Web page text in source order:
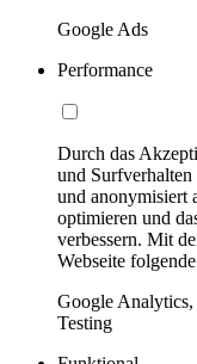
Google Ads
Performance
Durch das
und Surfverhalten
und anonymisiert
optimieren und
verbessern. Mit
Webseite
Google
Testing